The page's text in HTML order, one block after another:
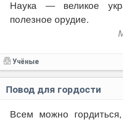
Наука — великое
полезное орудие.
Учёные
Повод для гордости
Всем можно